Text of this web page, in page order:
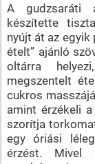
A gudzsaráti
készítette
nyújt át az egyik
ételt” ajánló
oltárra
megszentelt
cukros
amint érzékeli
szorítja
egy óriási
érzést. Mivel